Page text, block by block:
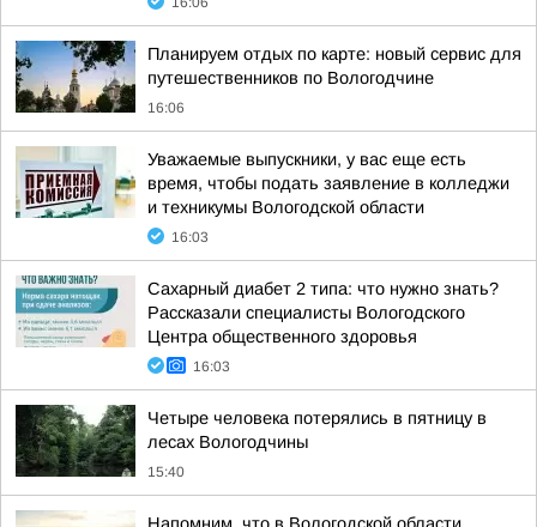
Планируем отдых по карте: новый сервис для
путешественников по Вологодчине
16:06
Уважаемые выпускники, у вас еще есть
время, чтобы подать заявление в колледжи
и техникумы Вологодской области
16:03
Сахарный диабет 2 типа: что нужно знать?
Рассказали специалисты Вологодского
Центра общественного здоровья
16:03
Четыре человека потерялись в пятницу в
лесах Вологодчины
15:40